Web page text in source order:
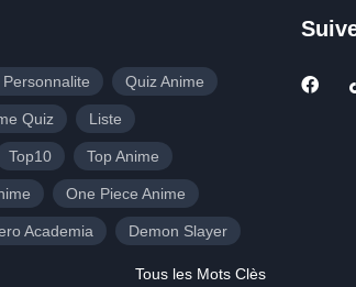
Personnalite Quiz Anime
Quiz Liste
Top10 Top Anime
One Piece Anime
Academia Demon Slayer
Tous les Mots Clès